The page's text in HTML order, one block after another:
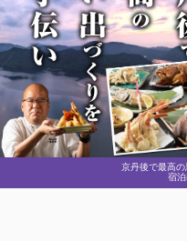
京丹後で最高
宿